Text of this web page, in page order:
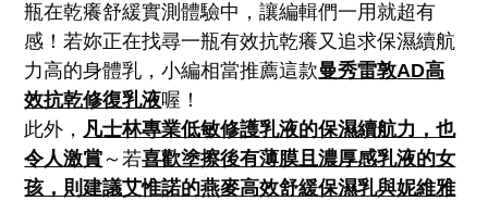
瓶在乾癢舒緩實測體驗中，讓編輯們一用就超有
感！若妳正在找尋一瓶有效抗乾癢又追求保濕續航
力高的身體乳，小編相當推薦這款曼秀雷敦AD高
效抗乾修復乳液喔！
此外， 凡士林專業低敏修護乳液的保濕續航力，也
令人激賞～若喜歡塗擦後有薄膜且濃厚感乳液的女
孩，則建議艾惟諾的燕麥高效舒緩保濕乳與妮維雅